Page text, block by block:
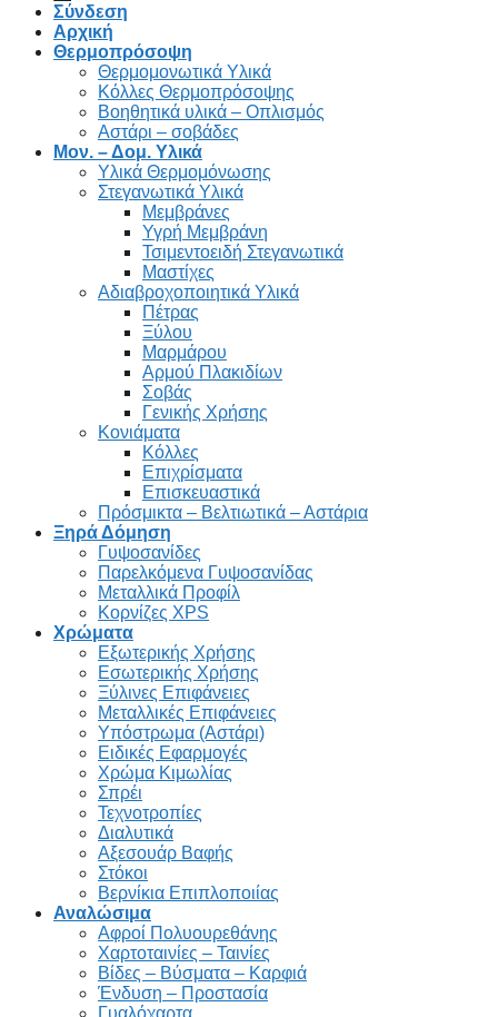
Σύνδεση
Αρχική
Θερμοπρόσοψη
Θερμομονωτικά Υλικά
Κόλλες Θερμοπρόσοψης
Βοηθητικά υλικά – Οπλισμός
Αστάρι – σοβάδες
Μον. – Δομ. Υλικά
Υλικά Θερμομόνωσης
Στεγανωτικά Υλικά
Μεμβράνες
Υγρή Μεμβράνη
Τσιμεντοειδή Στεγανωτικά
Μαστίχες
Αδιαβροχοποιητικά Υλικά
Πέτρας
Ξύλου
Μαρμάρου
Αρμού Πλακιδίων
Σοβάς
Γενικής Χρήσης
Κονιάματα
Κόλλες
Επιχρίσματα
Επισκευαστικά
Πρόσμικτα – Βελτιωτικά – Αστάρια
Ξηρά Δόμηση
Γυψοσανίδες
Παρελκόμενα Γυψοσανίδας
Μεταλλικά Προφίλ
Κορνίζες XPS
Χρώματα
Εξωτερικής Χρήσης
Εσωτερικής Χρήσης
Ξύλινες Επιφάνειες
Μεταλλικές Επιφάνειες
Υπόστρωμα (Αστάρι)
Ειδικές Εφαρμογές
Χρώμα Κιμωλίας
Σπρέι
Τεχνοτροπίες
Διαλυτικά
Αξεσουάρ Βαφής
Στόκοι
Βερνίκια Επιπλοποιίας
Αναλώσιμα
Αφροί Πολυουρεθάνης
Χαρτοταινίες – Ταινίες
Βίδες – Βύσματα – Καρφιά
Ένδυση – Προστασία
Γυαλόχαρτα